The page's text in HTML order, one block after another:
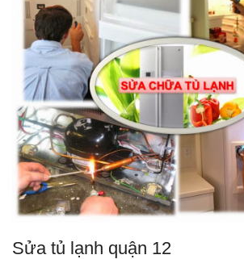
Sửa tủ lạnh quận 12